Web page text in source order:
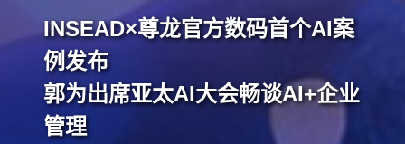
INSEAD×尊龙官方数码首个AI案
例发布
郭为出席亚太AI大会畅谈AI+企业
管理